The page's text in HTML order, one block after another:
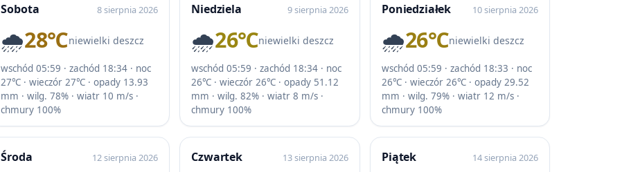
Sobota 8 sierpnia 2026
🌧️28℃niewielki deszcz
wschód 05:59 · zachód 18:34 · noc
27℃ · wieczór 27℃ · opady 13.93
mm · wilg. 78% · wiatr 10 m/s ·
chmury 100%
Niedziela 9 sierpnia 2026
🌧️26℃niewielki deszcz
wschód 05:59 · zachód 18:34 · noc
26℃ · wieczór 26℃ · opady 51.12
mm · wilg. 82% · wiatr 8 m/s ·
chmury 100%
Poniedziałek 10 sierpnia 2026
🌧️26℃niewielki deszcz
wschód 05:59 · zachód 18:33 · noc
26℃ · wieczór 26℃ · opady 29.52
mm · wilg. 79% · wiatr 12 m/s ·
chmury 100%
Środa 12 sierpnia 2026 Czwartek 13 sierpnia 2026 Piątek 14 sierpnia 2026